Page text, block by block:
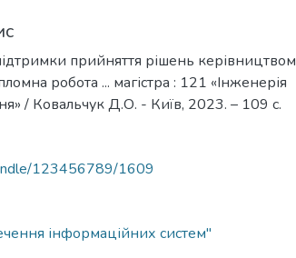
прийняття рішень керівництвом
робота ... магістра : 121 «Інженерія
/ Ковальчук Д.О. - Київ, 2023. – 109 с.
123456789/1609
інформаційних систем"